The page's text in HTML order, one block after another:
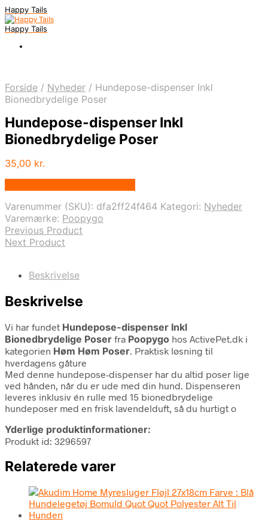
Happy Tails
Happy Tails
Forside / Nyheder / Hundepose-dispenser Inkl
Bionedbrydelige Poser
Hundepose-dispenser Inkl
Bionedbrydelige Poser
35,00 kr.
Varenummer (SKU): dfa2ff24f464 Kategori: Nyheder
Varemærke: Poopygo
Previous Product
Next Product
Beskrivelse
Beskrivelse
Vi har fundet Hundepose-dispenser Inkl
Bionedbrydelige Poser fra Poopygo hos ActivePet.dk i
kategorien Høm Høm Poser. Praktisk løsning til
hverdagens gåture
Med denne hundepose-dispenser har du altid poser lige
ved hånden, når du er ude med din hund. Dispenseren
leveres inklusiv én rulle med 15 bionedbrydelige
hundeposer med en frisk lavendelduft, så du hurtigt o
Yderlige produktinformationer:
Produkt id: 3296597
Relaterede varer